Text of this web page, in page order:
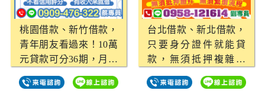
鬆還款，毫無壓力。
05、保密處理：資料安
全 客戶資料高度保密，
提供安心又安全的服
務，讓您的隱私得到絕
對保障。 無論您是上班
族、小吃攤老闆，還是
桃園借款、新竹借款，
青年朋友看過來！10萬
元貸款可分36期，月繳
只要3625，不看信用評
分，只要有穩定收入就
台北借款、新北借款，
只要身分證件就能貸
款，無須抵押複雜證
件，20萬內快速線上申
請，當日撥款到帳，讓